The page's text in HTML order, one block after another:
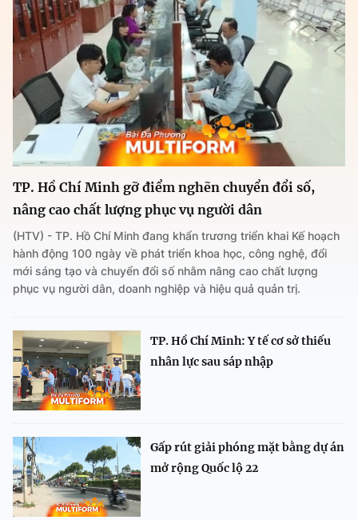
TP. Hồ Chí Minh gỡ điểm nghẽn chuyển đổi số,
nâng cao chất lượng phục vụ người dân
(HTV) - TP. Hồ Chí Minh đang khẩn trương triển khai Kế hoạch
hành động 100 ngày về phát triển khoa học, công nghệ, đổi
mới sáng tạo và chuyển đổi số nhằm nâng cao chất lượng
phục vụ người dân, doanh nghiệp và hiệu quả quản trị.
TP. Hồ Chí Minh: Y tế cơ sở thiếu
nhân lực sau sáp nhập
Gấp rút giải phóng mặt bằng dự án
mở rộng Quốc lộ 22